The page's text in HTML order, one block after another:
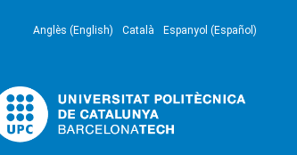
Anglès (English) Català Espanyol (Español)